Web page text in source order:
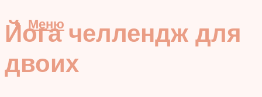
Меню
Йога челлендж для
двоих